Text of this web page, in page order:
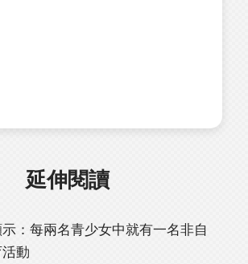
延伸閱讀
：每兩名青少女中就有一名非自
動